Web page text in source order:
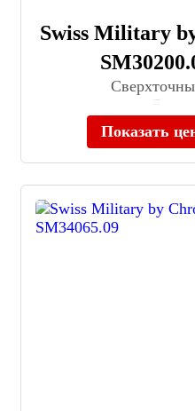
Swiss Military
Показать